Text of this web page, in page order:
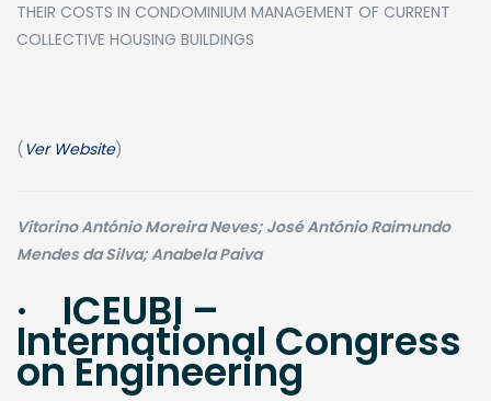
THEIR COSTS IN CONDOMINIUM MANAGEMENT OF CURRENT
COLLECTIVE HOUSING BUILDINGS
( Ver Website)
Vitorino António Moreira Neves; José António Raimundo
Mendes da Silva; Anabela Paiva
· ICEUBI –
International Congress
on Engineering